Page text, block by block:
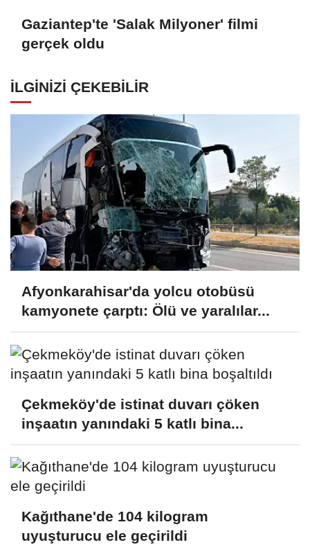
Gaziantep'te 'Salak Milyoner' filmi
gerçek oldu
İLGINIZI ÇEKEBILIR
Afyonkarahisar'da yolcu otobüsü
kamyonete çarptı: Ölü ve yaralılar...
Çekmeköy'de istinat duvarı çöken
inşaatın yanındaki 5 katlı bina...
Kağıthane'de 104 kilogram
uyuşturucu ele geçirildi